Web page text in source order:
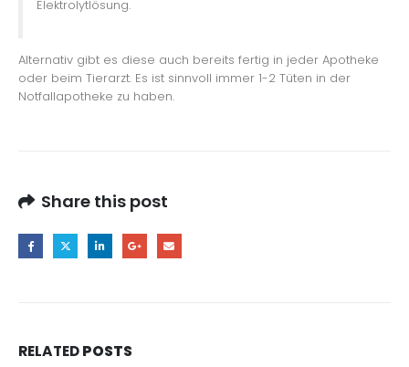
Elektrolytlösung.
Alternativ gibt es diese auch bereits fertig in jeder Apotheke
oder beim Tierarzt. Es ist sinnvoll immer 1-2 Tüten in der
Notfallapotheke zu haben.
Share this post
RELATEDPOSTS